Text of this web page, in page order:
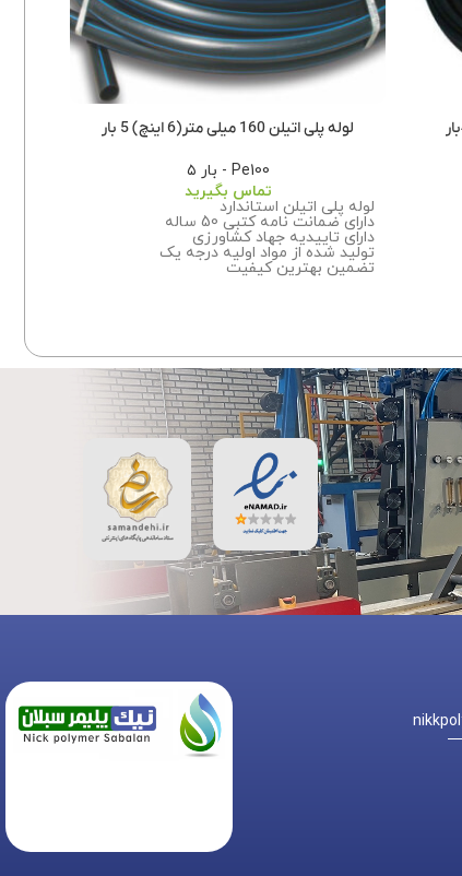
لوله پلی اتیلن 160 میلی متر(6 اینچ) 5 بار
Pe100 - بار ۵
تماس بگیرید
لوله پلی اتیلن استاندارد
دارای ضمانت نامه کتبی 50 ساله
دارای تاییدیه جهاد کشاورزی
تولید شده از مواد اولیه درجه یک
تضمین بهترین کیفیت
برای اطلاعات بیشتر درباره سفارش این